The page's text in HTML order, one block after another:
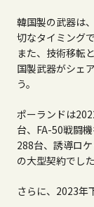
韓国製の武器は
切なタイミング
また、技術移転
国製武器がシェ
う。
ポーランドは
台、 FA-50戦闘
288台、誘導ロ
の大型契約でした
さらに、 2023年